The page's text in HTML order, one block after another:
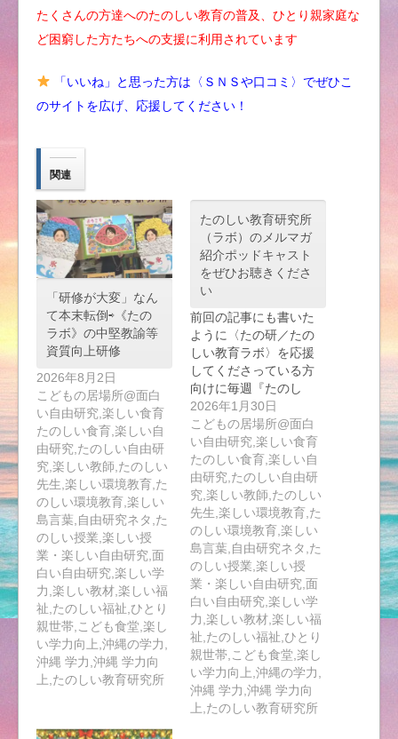
たくさんの方達へのたのしい教育の普及、ひとり親家庭な
ど困窮した方たちへの支援に利用されています
「いいね」と思った方は〈ＳＮＳや口コミ〉でぜひこ
のサイトを広げ、応援してください！
関連
「研修が大変」なん
て本末転倒⇨《たの
ラボ》の中堅教諭等
資質向上研修
2026年8月2日
こどもの居場所@面白
い自由研究,楽しい食育
たのしい食育,楽しい自
由研究,たのしい自由研
究,楽しい教師,たのしい
先生,楽しい環境教育,た
のしい環境教育,楽しい
島言葉,自由研究ネタ,た
のしい授業,楽しい授
業・楽しい自由研究,面
白い自由研究,楽しい学
力,楽しい教材,楽しい福
祉,たのしい福祉,ひとり
親世帯,こども食堂,楽し
い学力向上,沖縄の学力,
沖縄 学力,沖縄 学力向
上,たのしい教育研究所
たのしい教育研究所
（ラボ）のメルマガ
紹介ポッドキャスト
をぜひお聴きくださ
い
前回の記事にも書いた
ように〈たの研／たの
しい教育ラボ〉を応援
してくださっている方
向けに毎週『たのし
い…
2026年1月30日
こどもの居場所@面白
い自由研究,楽しい食育
たのしい食育,楽しい自
由研究,たのしい自由研
究,楽しい教師,たのしい
先生,楽しい環境教育,た
のしい環境教育,楽しい
島言葉,自由研究ネタ,た
のしい授業,楽しい授
業・楽しい自由研究,面
白い自由研究,楽しい学
力,楽しい教材,楽しい福
祉,たのしい福祉,ひとり
親世帯,こども食堂,楽し
い学力向上,沖縄の学力,
沖縄 学力,沖縄 学力向
上,たのしい教育研究所